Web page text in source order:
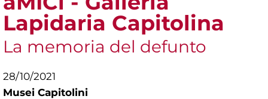
Lapidaria Capitolina
La memoria del defunto
28/10/2021
Musei Capitolini